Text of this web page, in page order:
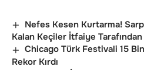
Nefes Kesen Kurtarma!
Kalan Keçiler İtfaiye Tarafından
Chicago Türk Festivali 15
Rekor Kırdı